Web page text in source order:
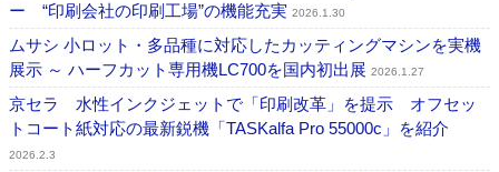
ー “印刷会社の印刷工場”の機能充実 2026.1.30
ムサシ 小ロット・多品種に対応したカッティングマシンを実機
展示 ～ ハーフカット専用機LC700を国内初出展 2026.1.27
京セラ 水性インクジェットで「印刷改革」を提示 オフセッ
トコート紙対応の最新鋭機「TASKalfa Pro 55000c」を紹介
2026.2.3